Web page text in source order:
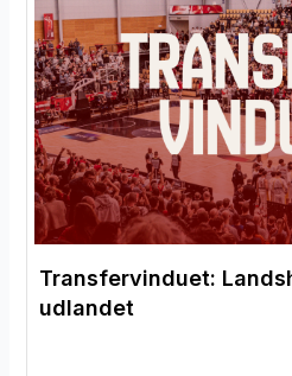
Transfervinduet:
udlandet